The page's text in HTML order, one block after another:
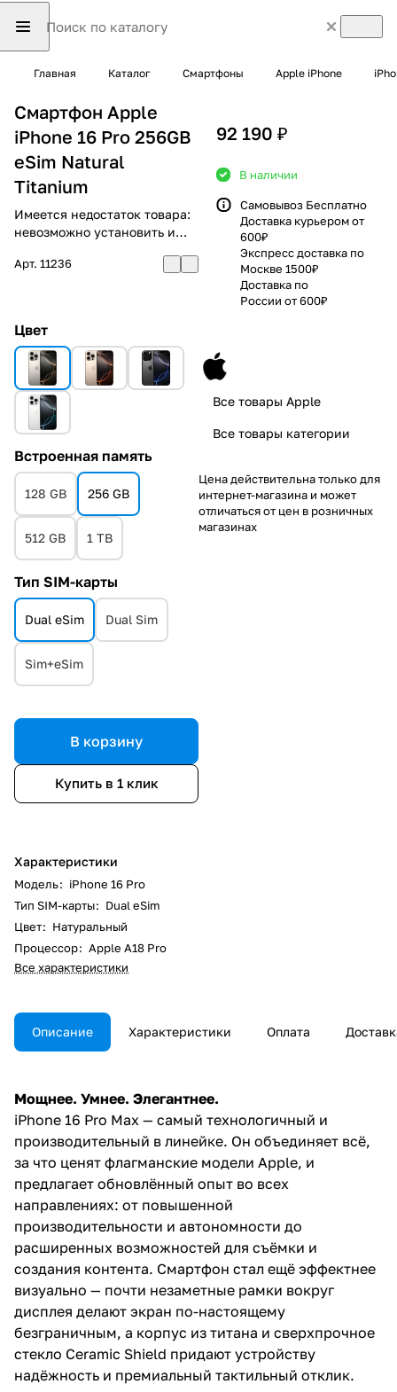
Главная Каталог Смартфоны Apple iPhone
Смартфон Apple
iPhone 16 Pro 256GB
eSim Natural
Titanium
Имеется недостаток товара:
невозможно установить и
Арт. 11236
Цвет
Встроенная память
128 GB 256 GB
512 GB 1 TB
Тип SIM-карты
Dual eSim Dual Sim
Sim+eSim
В корзину
Купить в 1 клик
Характеристики
Модель: iPhone 16 Pro
Тип SIM-карты: Dual eSim
Цвет: Натуральный
Процессор: Apple A18 Pro
Все характеристики
92 190 ₽
В наличии
Самовывоз Бесплатно
Доставка курьером от
600₽
Экспресс доставка по
Москве 1500₽
Доставка по
России от 600₽
Все товары Apple
Все товары категории
Цена действительна только для
интернет-магазина и может
отличаться от цен в розничных
магазинах
Описание Характеристики Оплата
Мощнее. Умнее. Элегантнее.
iPhone 16 Pro Max — самый технологичный и
производительный в линейке. Он объединяет всё,
за что ценят флагманские модели Apple, и
предлагает обновлённый опыт во всех
направлениях: от повышенной
производительности и автономности до
расширенных возможностей для съёмки и
создания контента. Смартфон стал ещё эффектнее
визуально — почти незаметные рамки вокруг
дисплея делают экран по-настоящему
безграничным, а корпус из титана и сверхпрочное
стекло Ceramic Shield придают устройству
надёжность и премиальный тактильный отклик.